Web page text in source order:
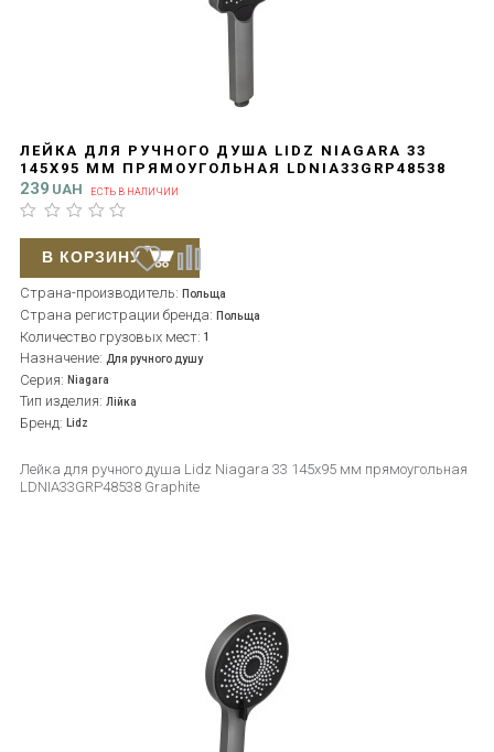
ЛЕЙКА ДЛЯ РУЧНОГО ДУША LIDZ NIAGARA 33
145X95 ММ ПРЯМОУГОЛЬНАЯ LDNIA33GRP48538
GRAPHITE
239 UAH ЕСТЬ В НАЛИЧИИ
Страна-производитель: Польща
Страна регистрации бренда: Польща
Количество грузовых мест: 1
Назначение: Для ручного душу
Серия: Niagara
Тип изделия: Лійка
Бренд: Lidz
Лейка для ручного душа Lidz Niagara 33 145x95 мм прямоугольная
LDNIA33GRP48538 Graphite
В КОРЗИНУ